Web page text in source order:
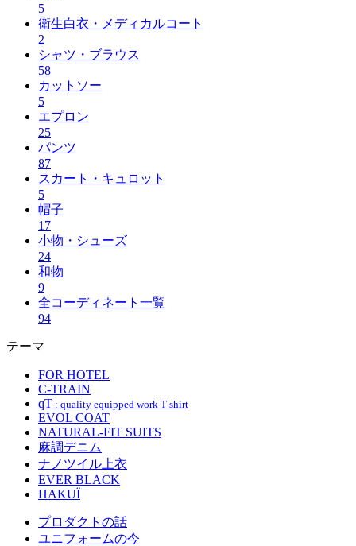
5
衛生白衣・メディカルコート
2
シャツ・ブラウス
58
カットソー
5
エプロン
25
パンツ
87
スカート・キュロット
5
帽子
17
小物・シューズ
24
和物
9
全コーディネート一覧
94
テーマ
FOR HOTEL
C-TRAIN
qT : quality equipped work T-shirt
EVOL COAT
NATURAL-FIT SUITS
麻調デニム
ナノツイル上衣
EVER BLACK
HAKUÏ
プロダクトの話
ユニフォームの今